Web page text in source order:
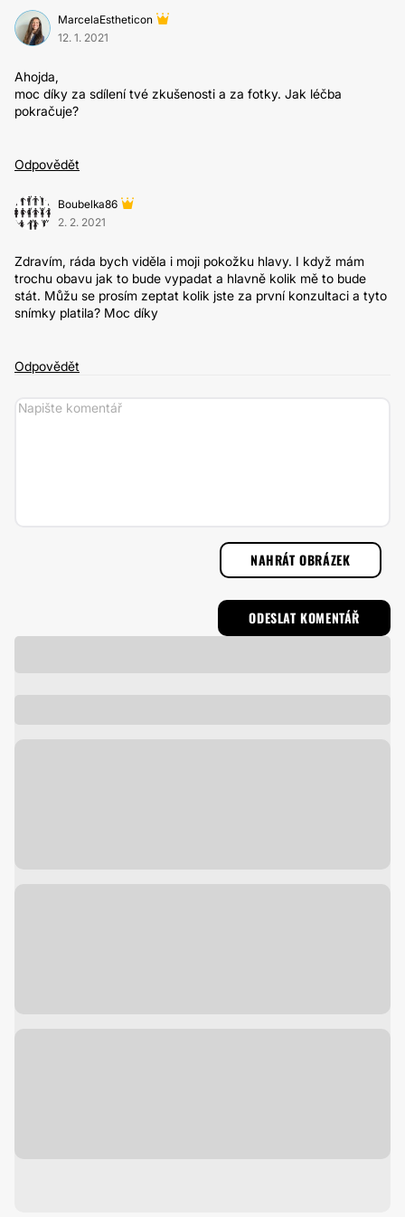
MarcelaEstheticon
12. 1. 2021
Ahojda,
moc díky za sdílení tvé zkušenosti a za fotky. Jak léčba
pokračuje?
Odpovědět
Boubelka86
2. 2. 2021
Zdravím, ráda bych viděla i moji pokožku hlavy. I když mám
trochu obavu jak to bude vypadat a hlavně kolik mě to bude
stát. Můžu se prosím zeptat kolik jste za první konzultaci a tyto
snímky platila? Moc díky
Odpovědět
NAHRÁT OBRÁZEK